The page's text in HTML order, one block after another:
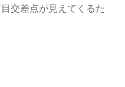
交差点が見えてくるた